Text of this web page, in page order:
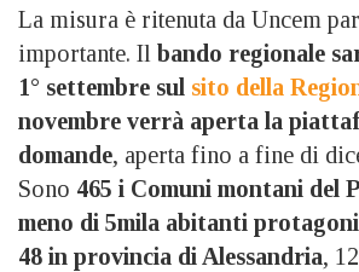
La misura è ritenuta da Uncem
importante. Il bando regionale
1° settembre sul sito della
novembre verrà aperta la
domande, aperta fino a fine di
Sono 465 i Comuni montani del
meno di 5mila abitanti
48 in provincia di Alessandria,